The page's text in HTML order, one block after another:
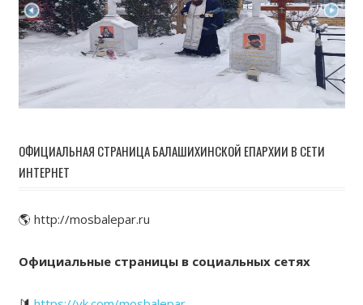
ОФИЦИАЛЬНАЯ СТРАНИЦА БАЛАШИХИНСКОЙ ЕПАРХИИ В СЕТИ
ИНТЕРНЕТ
🌎 http://mosbalepar.ru
Официальные страницы в социальных сетях